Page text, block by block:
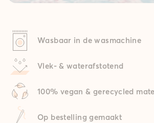
Wasbaar in de wasmachine
Vlek- & waterafstotend
100% vegan & gerecycled
Op bestelling gemaakt